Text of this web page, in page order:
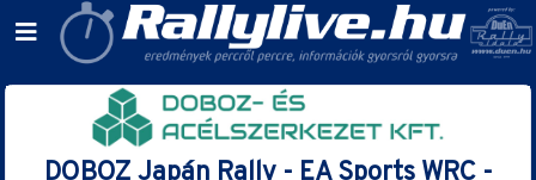
DOBOZ Japán Rally - EA Sports WRC -